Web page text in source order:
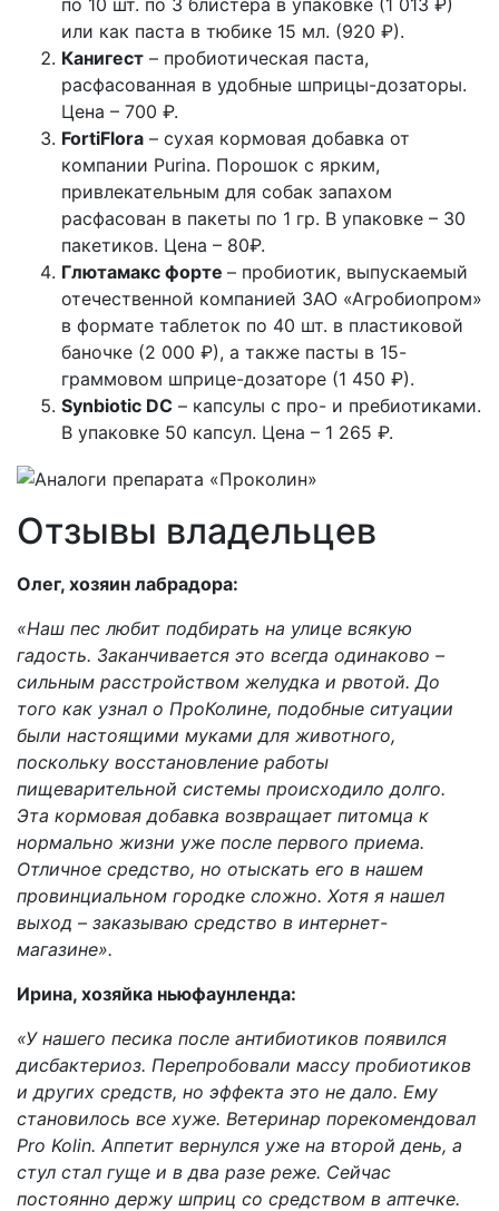
по 10 шт. по 3 блистера в упаковке (1 013 ₽)
или как паста в тюбике 15 мл. (920 ₽).
Канигест – пробиотическая паста,
расфасованная в удобные шприцы-дозаторы.
Цена – 700 ₽.
FortiFlora – сухая кормовая добавка от
компании Purina. Порошок с ярким,
привлекательным для собак запахом
расфасован в пакеты по 1 гр. В упаковке – 30
пакетиков. Цена – 80₽.
Глютамакс форте – пробиотик, выпускаемый
отечественной компанией ЗАО «Агробиопром»
в формате таблеток по 40 шт. в пластиковой
баночке (2 000 ₽), а также пасты в 15-
граммовом шприце-дозаторе (1 450 ₽).
Synbiotic DC – капсулы с про- и пребиотиками.
В упаковке 50 капсул. Цена – 1 265 ₽.
Отзывы владельцев
Олег, хозяин лабрадора:
«Наш пес любит подбирать на улице всякую
гадость. Заканчивается это всегда одинаково –
сильным расстройством желудка и рвотой. До
того как узнал о ПроКолине, подобные ситуации
были настоящими муками для животного,
поскольку восстановление работы
пищеварительной системы происходило долго.
Эта кормовая добавка возвращает питомца к
нормально жизни уже после первого приема.
Отличное средство, но отыскать его в нашем
провинциальном городке сложно. Хотя я нашел
выход – заказываю средство в интернет-
магазине».
Ирина, хозяйка ньюфаунленда:
«У нашего песика после антибиотиков появился
дисбактериоз. Перепробовали массу пробиотиков
и других средств, но эффекта это не дало. Ему
становилось все хуже. Ветеринар порекомендовал
Pro Kolin. Аппетит вернулся уже на второй день, а
стул стал гуще и в два разе реже. Сейчас
постоянно держу шприц со средством в аптечке.